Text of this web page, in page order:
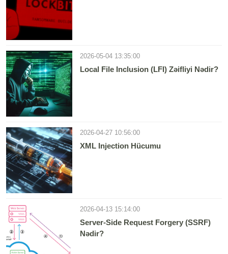
2026-05-04 13:35:00
Local File Inclusion (LFI) Zəifliyi Nədir?
2026-04-27 10:56:00
XML Injection Hücumu
2026-04-13 15:14:00
Server-Side Request Forgery (SSRF)
Nədir?